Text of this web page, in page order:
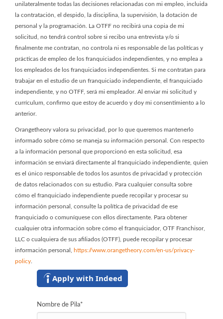
unilateralmente todas las decisiones relacionadas con mi empleo, incluida
la contratación, el despido, la disciplina, la supervisión, la dotación de
personal y la programación. La OTFF no recibirá una copia de mi
solicitud, no tendrá control sobre si recibo una entrevista y/o si
finalmente me contratan, no controla ni es responsable de las políticas y
prácticas de empleo de los franquiciados independientes, y no emplea a
los empleados de los franquiciados independientes. Si me contratan para
trabajar en el estudio de un franquiciado independiente, el franquiciado
independiente, y no OTFF, será mi empleador. Al enviar mi solicitud y
currículum, confirmo que estoy de acuerdo y doy mi consentimiento a lo
anterior.
Orangetheory valora su privacidad, por lo que queremos mantenerlo
informado sobre cómo se maneja su información personal. Con respecto
a la información personal que proporcionó en esta solicitud, esa
información se enviará directamente al franquiciado independiente, quien
es el único responsable de todos los asuntos de privacidad y protección
de datos relacionados con su estudio. Para cualquier consulta sobre
cómo el franquiciado independiente puede recopilar y procesar su
información personal, consulte la política de privacidad de ese
franquiciado o comuníquese con ellos directamente. Para obtener
cualquier otra información sobre cómo el franquiciador, OTF Franchisor,
LLC o cualquiera de sus afiliados (OTFF), puede recopilar y procesar
información personal,
https://www.orangetheory.com/en-us/privacy-
policy
Apply with Indeed
Nombre de Pila*